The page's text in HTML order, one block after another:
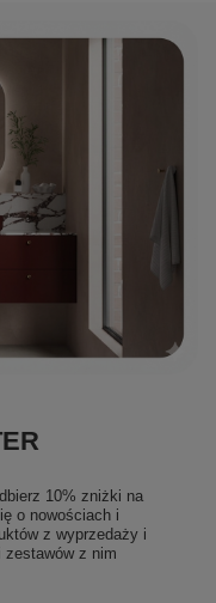
10% zniżki na
o nowościach i
z wyprzedaży i
zestawów z nim